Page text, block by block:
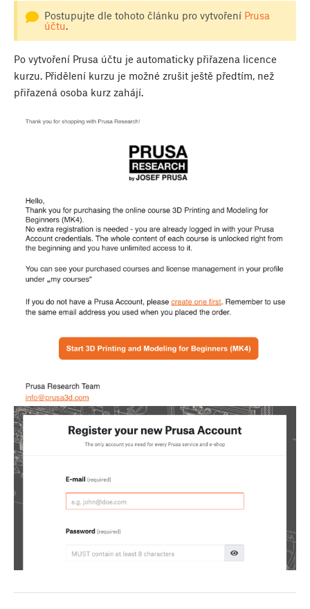
Postupujte dle tohoto článku pro vytvoření Prusa
účtu.
Po vytvoření Prusa účtu je automaticky přiřazena licence
kurzu. Přidělení kurzu je možné zrušit ještě předtím, než
přiřazená osoba kurz zahájí.